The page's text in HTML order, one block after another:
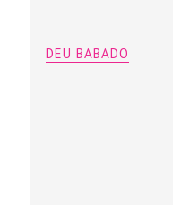
DEU BABADO